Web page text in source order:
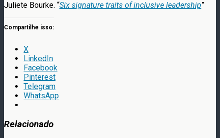
Juliete Bourke. “Six signature traits of inclusive leadership”
Compartilhe isso:
X
LinkedIn
Facebook
Pinterest
Telegram
WhatsApp
Relacionado